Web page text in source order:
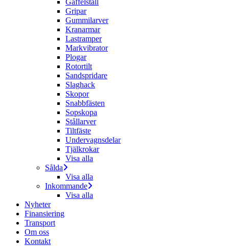
Gaffelställ
Gripar
Gummilarver
Kranarmar
Lastramper
Markvibrator
Plogar
Rotortilt
Sandspridare
Slaghack
Skopor
Snabbfästen
Sopskopa
Stållarver
Tiltfäste
Undervagnsdelar
Tjälkrokar
Visa alla
Sålda
Visa alla
Inkommande
Visa alla
Nyheter
Finansiering
Transport
Om oss
Kontakt